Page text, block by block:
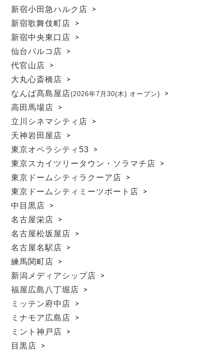
新宿小田急ハルク店
新宿歌舞伎町店
新宿中央東口店
仙台パルコ店
代官山店
大丸心斎橋店
なんば髙島屋店(2026年7月30(木) オープン)
高田馬場店
立川シネマシティ店
天神岩田屋店
東京オペラシティ53
東京スカイツリータウン・ソラマチ店
東京ドームシティラクーア店
東京ドームシティミーツポート店
中目黒店
名古屋栄店
名古屋松坂屋店
名古屋名駅店
練馬関町店
新潟メディアシップ店
福屋広島八丁堀店
ミッテン府中店
ミナモア広島店
ミント神戸店
目黒店